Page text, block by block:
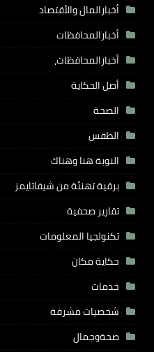
أخبارالمال والأقتصاد
أخبارالمحافظات
أخبارالمحافظات،
أصل الحكاية
الصحة
الطقس
النوبة هنا وهناك
برقية تهنئة من شيفاتايمز
تقارير صحفية
تكنولجيا المعلومات
حكاية مكان
خدمات
شخصيات مشرفة
صحةوجمال